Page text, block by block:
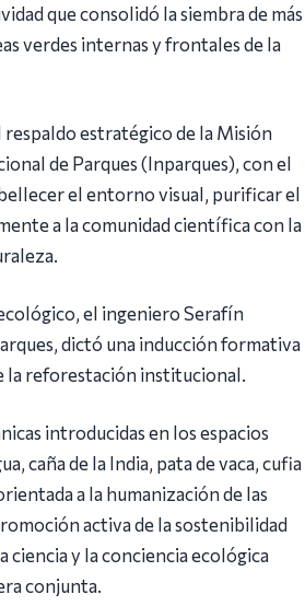
que consolidó la siembra de más
verdes internas y frontales de la
estratégico de la Misión
de Parques (Inparques), con el
el entorno visual, purificar el
a la comunidad científica con la
el ingeniero Serafín
dictó una inducción formativa
la reforestación institucional.
introducidas en los espacios
caña de la India, pata de vaca, cufia
a la humanización de las
activa de la sostenibilidad
ciencia y la conciencia ecológica
conjunta.